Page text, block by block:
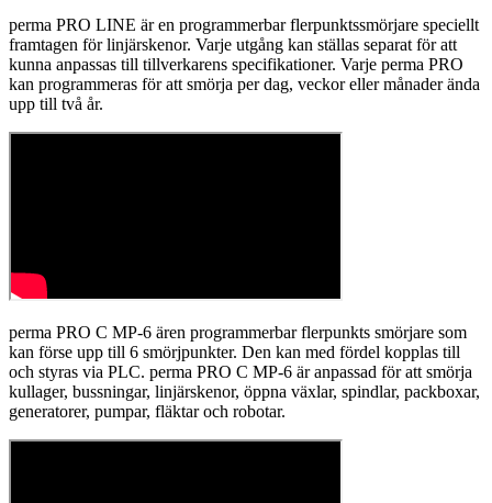
perma PRO LINE är en programmerbar flerpunktssmörjare speciellt
framtagen för linjärskenor. Varje utgång kan ställas separat för att
kunna anpassas till tillverkarens specifikationer. Varje perma PRO
kan programmeras för att smörja per dag, veckor eller månader ända
upp till två år.
perma PRO C MP-6 ären programmerbar flerpunkts smörjare som
kan förse upp till 6 smörjpunkter. Den kan med fördel kopplas till
och styras via PLC. perma PRO C MP-6 är anpassad för att smörja
kullager, bussningar, linjärskenor, öppna växlar, spindlar, packboxar,
generatorer, pumpar, fläktar och robotar.